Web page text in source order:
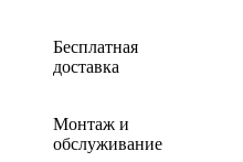
автомойкиБесплатная
доставка
Монтаж и
обслуживание